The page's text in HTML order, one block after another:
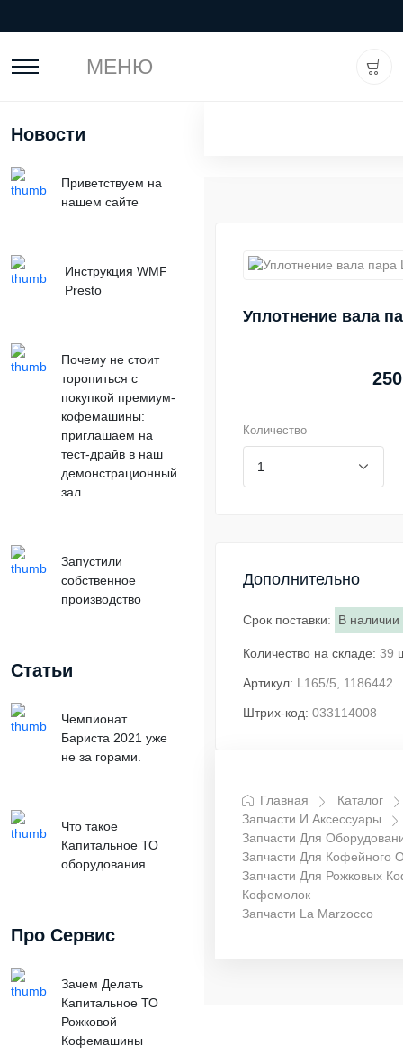
МЕНЮ
Новости
Приветствуем на
нашем сайте
Инструкция WMF
Presto
Почему не стоит
торопиться с
покупкой премиум-
кофемашины:
приглашаем на
тест-драйв в наш
демонстрационный
зал
Запустили
собственное
производство
Статьи
Чемпионат
Бариста 2021 уже
не за горами.
Что такое
Капитальное ТО
оборудования
Про Сервис
Зачем Делать
Капитальное ТО
Рожковой
Кофемашины
Уплотнение вала
Количество
Дополнительно
Срок поставки: В наличии
Количество на складе: 39
Артикул: L165/5, 1186442
Штрих-код: 033114008
Главная
Каталог
Запчасти И Аксессуары
Запчасти Для
Запчасти Для Кофейного
Запчасти Для Рожковых
Кофемолок
Запчасти La Marzocco